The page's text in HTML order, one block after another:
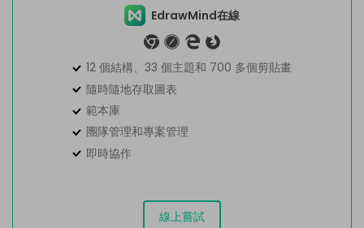
EdrawMind在線
12 個結構、33 個主題和 700 多個剪貼畫
隨時隨地存取圖表
範本庫
團隊管理和專案管理
即時協作
線上嘗試